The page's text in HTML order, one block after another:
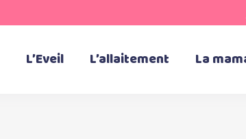
L’Eveil L’allaitement La